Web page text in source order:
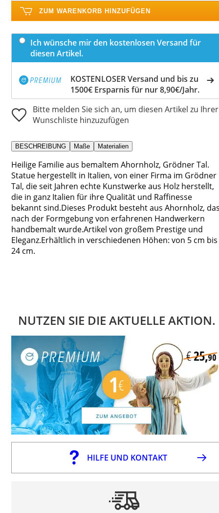
ZUM WARENKORB HINZUFÜGEN
Ich wünsche mir den kostenlosen Versand für
diesen Artikel.
KOSTENLOSER Versand und bis zu
1500€ Ersparnis für nur 8,90€/Jahr.
Bitte melden Sie sich an, um diesen Artikel zu Ihrer
Wunschliste hinzuzufügen
BESCHREIBUNG Maße Materialien
Heilige Familie aus bemaltem Ahornholz, Grödner Tal.
Statue hergestellt in Italien, von einer Firma im Grödner
Tal, die seit Jahren echte Kunstwerke aus Holz herstellt,
die in ganz Italien für ihre Qualität und Raffinesse
bekannt sind.Dieses Produkt besteht aus Ahornholz,
nach der Formgebung von erfahrenen Handwerkern
handbemalt wurde.Artikel von großem Prestige und
Eleganz.Erhältlich in verschiedenen Höhen: von 5 cm bis
24 cm.
NUTZEN SIE DIE AKTUELLE AKTION.
HILFE UND KONTAKT